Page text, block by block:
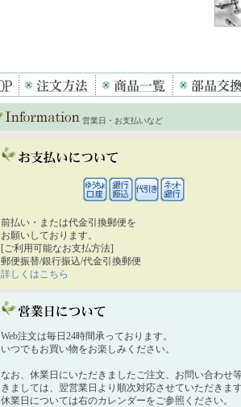
営業日・お支払いなど
前払い・または代金引換郵便を
お願いしております。
[ご利用可能なお支払方法]
郵便振替/銀行振込/代金引換郵便
詳しくはこちら
Web注文は毎日24時間承っております。
いつでもお買い物をお楽しみください。
なお、休業日にいただきましたご注文、お問い合わせ
きましては、翌営業日より順次対応させていただきま
休業日については右のカレンダーをご参照ください。